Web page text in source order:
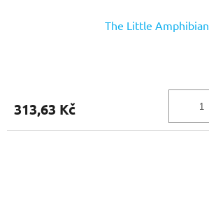
The Little Amphibian
313,63 Kč